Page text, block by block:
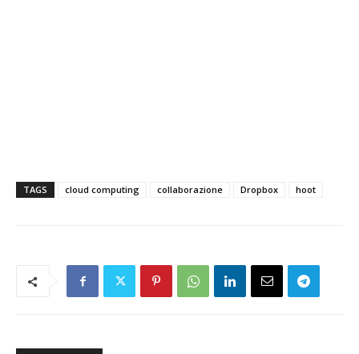
TAGS cloud computing collaborazione Dropbox hoot